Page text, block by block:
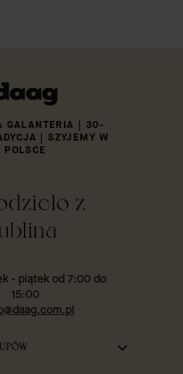
GALANTERIA | 30-
| SZYJEMY W
POLSCE
z
- piątek od 7:00 do
15:00